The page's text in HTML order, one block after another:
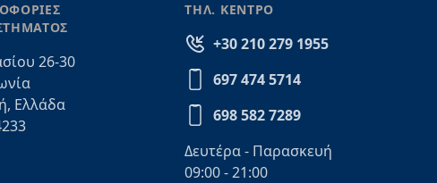
26-30
Ελλάδα
ΤΗΛ. ΚΕΝΤΡΟ
+30 210 279 1955
697 474 5714
698 582 7289
Δευτέρα - Παρασκευή
09:00 - 21:00